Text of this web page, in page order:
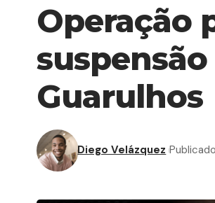
Operação
Guarulhos
Diego Velázquez